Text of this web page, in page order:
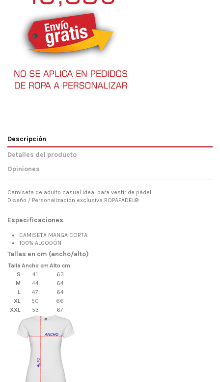
Descripción
Detalles del producto
Opiniones
Camiseta de adulto casual ideal para vestir de pádel.
Diseño / Personalización exclusiva ROPAPADEL®
Especificaciones
CAMISETA MANGA CORTA
100% ALGODÓN
Tallas en cm (ancho/alto)
Talla Ancho cm Alto cm
S
41
63
M
44
64
L
47
64
XL
50
66
XXL
53 67